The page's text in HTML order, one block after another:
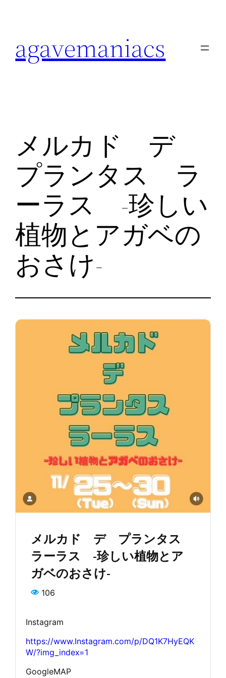
agavemaniacs
メルカド デ
プランタス ラ
ーラス -珍しい
植物とアガベの
おさけ-
メルカド デ プランタス
ラーラス -珍しい植物とア
ガベのおさけ-
106
Instagram
https://www.Instagram.com/p/DQ1K7HyEQK
W/?img_index=1
GoogleMAP